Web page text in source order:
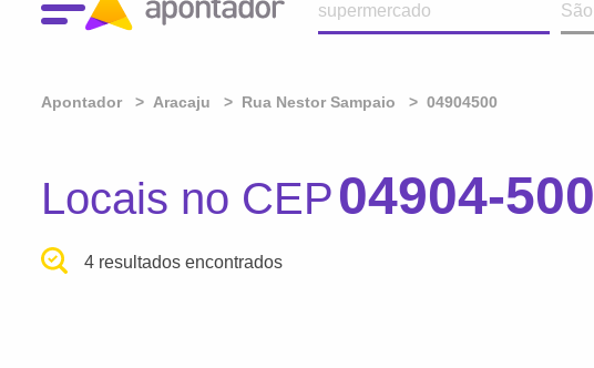
Apontador Aracaju Rua Nestor Sampaio 04904500
Locais no CEP04904-500
4 resultados encontrados